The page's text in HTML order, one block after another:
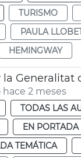
TURISMO
PAULA
HEMINGWAY
2 meses
TODAS LAS
EN PORTADA
TEMÁTICA